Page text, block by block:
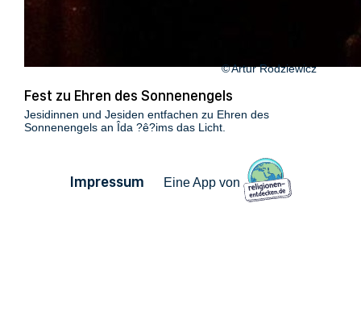
Artur Rodziewicz
Fest zu Ehren des Sonnenengels
Jesidinnen und Jesiden entfachen zu Ehren des
Sonnenengels an Îda ?ê?ims das Licht.
Impressum Eine App von